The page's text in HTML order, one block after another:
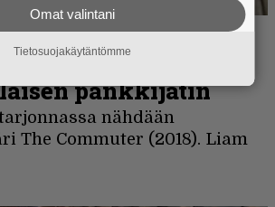
Omat valintani
Tietosuojakäytäntömme